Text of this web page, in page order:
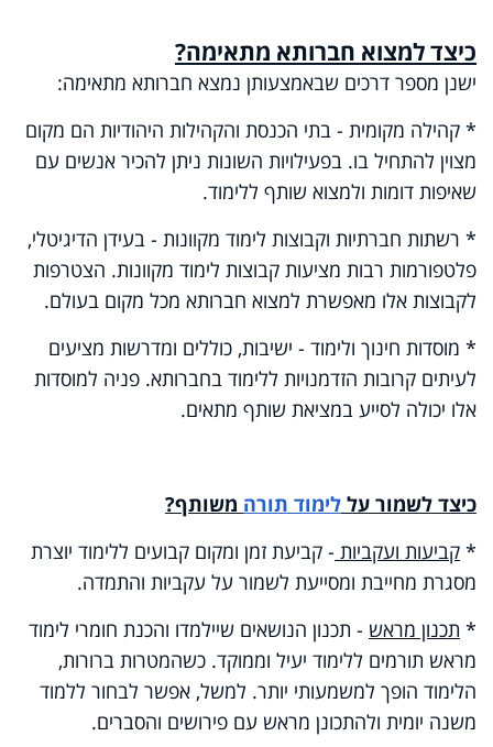
כיצד למצוא חברותא מתאימה?
ישנן מספר דרכים שבאמצעותן נמצא חברותא מתאימה:
* קהילה מקומית - בתי הכנסת והקהילות היהודיות הם מקום
מצוין להתחיל בו. בפעילויות השונות ניתן להכיר אנשים עם
שאיפות דומות ולמצוא שותף ללימוד.
* רשתות חברתיות וקבוצות לימוד מקוונות - בעידן הדיגיטלי,
פלטפורמות רבות מציעות קבוצות לימוד מקוונות. הצטרפות
לקבוצות אלו מאפשרת למצוא חברותא מכל מקום בעולם.
* מוסדות חינוך ולימוד - ישיבות, כוללים ומדרשות מציעים
לעיתים קרובות הזדמנויות ללימוד בחברותא. פניה למוסדות
אלו יכולה לסייע במציאת שותף מתאים.
כיצד לשמור על לימוד תורה משותף?
* קביעות ועקביות - קביעת זמן ומקום קבועים ללימוד יוצרת
מסגרת מחייבת ומסייעת לשמור על עקביות והתמדה.
* תכנון מראש - תכנון הנושאים שיילמדו והכנת חומרי לימוד
מראש תורמים ללימוד יעיל וממוקד. כשהמטרות ברורות,
הלימוד הופך למשמעותי יותר. למשל, אפשר לבחור ללמוד
משנה יומית ולהתכונן מראש עם פירושים והסברים.